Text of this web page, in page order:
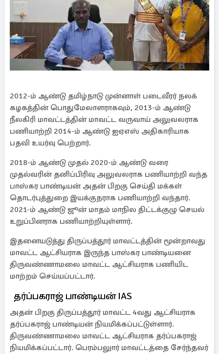
2012-ம் ஆண்டு தமிழ்நாடு முன்னாள் படைவீரர் நலக்
கழகத்தின் பொதுமேலாளராகவும், 2013-ம் ஆண்டு
நீலகிரி மாவட்டத்தின் மாவட்ட வருவாய் அலுவலராக
பணியாற்றி 2014-ம் ஆண்டு ஐஏஎஸ் அதிகாரியாக
பதவி உயர்வு பெற்றார்.
2018-ம் ஆண்டு முதல் 2020-ம் ஆண்டு வரை
முதல்வரின் தனிப்பிரிவு அலுவலராக பணியாற்றி வந்த
பாஸ்கர பாண்டியன் அதன் பிறகு செய்தி மக்கள்
தொடர்புத்துறை இயக்குநராக பணியாற்றி வந்தார்.
2021-ம் ஆண்டு ஜூன் மாதம் மாநில திட்டக்குழு செயல்
உறுப்பினராக பணியாற்றியுள்ளார்.
இதனையடுத்து திருப்பத்தூர் மாவட்டத்தின் மூன்றாவது
மாவட்ட ஆட்சியராக இருந்த பாஸ்கர பாண்டியனை
திருவண்ணாமலை மாவட்ட ஆட்சியராக பணியிட
மாற்றம் செய்யப்பட்டார்.
தர்ப்பகராஜ் பாண்டியன் IAS
அதன் பிறகு திருப்பத்தூர் மாவட்ட 4வது ஆட்சியராக
தர்ப்பகராஜ் பாண்டியன் நியமிக்கப்பட்டுள்ளார்.
திருவண்ணாமலை மாவட்ட ஆட்சியராக தர்ப்பகராஜ்
நியமிக்கப்பட்டார். பெரம்பலுார் மாவட்டத்தை சேர்ந்தவர்